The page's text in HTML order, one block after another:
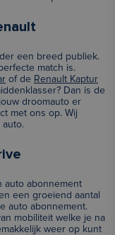
een breed publiek.
match is.
of de Renault Kaptur
Dan is de
droomauto er
met ons op. Wij
auto.
auto abonnement
een groeiend aantal
auto abonnement.
mobiliteit welke je na
weer op kunt